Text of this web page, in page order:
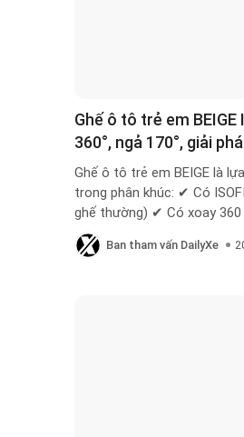
Ghế ô tô trẻ em BEIGE
360°, ngả 170°, giải
bé 0–10 tuổi
Ghế ô tô trẻ em BEIGE là
trong phân khúc: ✔ Có
ghế thường) ✔ Có xoay 360
bản ngả 170° (hiếm trong
cần tính năng cao nhưng
Ban tham vấn DailyXe